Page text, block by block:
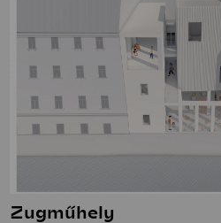
Zugműhely